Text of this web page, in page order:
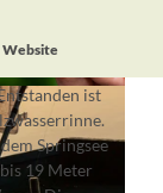
Seenland Oder-Spree
Website
vom
ist
Springsee
19 Meter